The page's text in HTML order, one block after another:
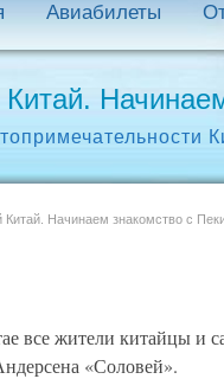
Авиабилеты
Китай. Начинаем знакомство с
все жители китайцы и
«Соловей».